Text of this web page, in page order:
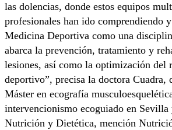
las dolencias, donde estos equipos
profesionales han ido comprendiendo
Medicina Deportiva como una
abarca la prevención, tratamiento y
lesiones, así como la optimización del
deportivo”, precisa la doctora Cuadra,
Máster en ecografía
intervencionismo ecoguiado en Sevilla
Nutrición y Dietética, mención